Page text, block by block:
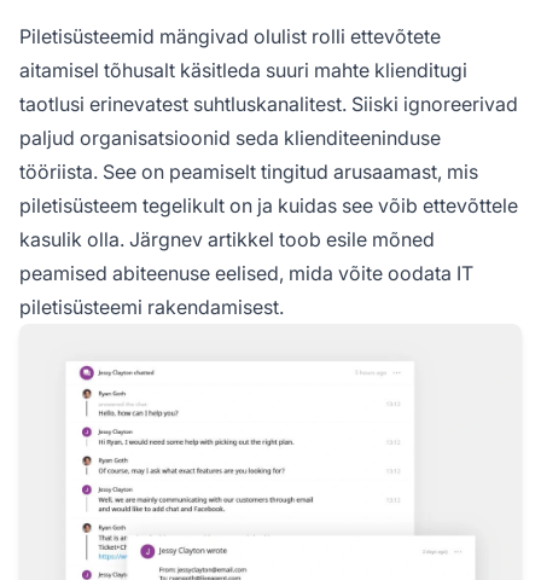
Piletisüsteemid mängivad olulist rolli ettevõtete
aitamisel tõhusalt käsitleda suuri mahte klienditugi
taotlusi erinevatest suhtluskanalitest. Siiski ignoreerivad
paljud organisatsioonid seda klienditeeninduse
tööriista. See on peamiselt tingitud arusaamast, mis
piletisüsteem tegelikult on ja kuidas see võib ettevõttele
kasulik olla. Järgnev artikkel toob esile mõned
peamised abiteenuse eelised, mida võite oodata IT
piletisüsteemi rakendamisest.